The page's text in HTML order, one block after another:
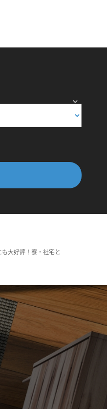
大好評！寮・社宅と